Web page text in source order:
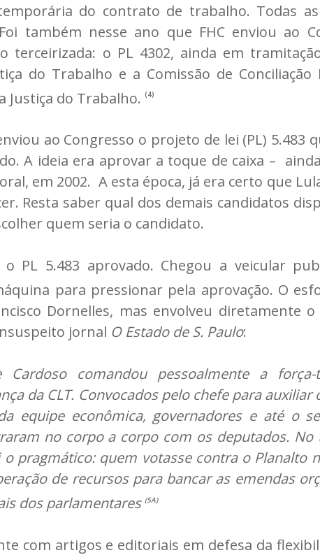
do contrato de trabalho. Todas
também nesse ano que FHC enviou ao
o PL 4302, ainda em
do Trabalho e a Comissão de Conciliação
Justiça do Trabalho. (4)
ao Congresso o projeto de lei (PL) 5.483
A ideia era aprovar a toque de caixa –
em 2002. A esta época, já era certo que
Resta saber qual dos demais candidatos
quem seria o candidato.
PL 5.483 aprovado. Chegou a veicular
para pressionar pela aprovação. O
Dornelles, mas envolveu diretamente
jornal O Estado de S. Paulo:
comandou pessoalmente a força-
da CLT. Convocados pelo chefe para auxiliar
equipe econômica, governadores e até o
no corpo a corpo com os deputados.
pragmático: quem votasse contra o Planalto
de recursos para bancar as emendas
dos parlamentares (5A)
com artigos e editoriais em defesa da